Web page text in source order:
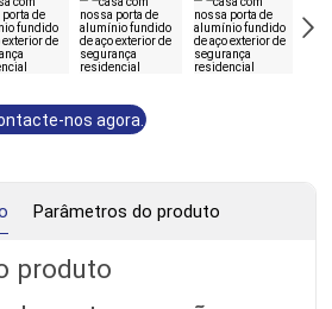
nos agora.
Parâmetros do produto
produto